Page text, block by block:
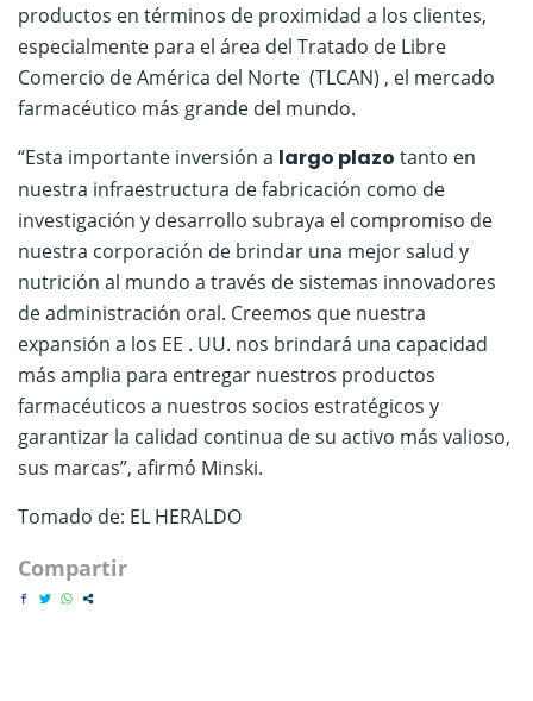
productos en términos de proximidad a los clientes,
especialmente para el área del Tratado de Libre
Comercio de América del Norte (TLCAN) , el mercado
farmacéutico más grande del mundo.
“Esta importante inversión a largo plazo tanto en
nuestra infraestructura de fabricación como de
investigación y desarrollo subraya el compromiso de
nuestra corporación de brindar una mejor salud y
nutrición al mundo a través de sistemas innovadores
de administración oral. Creemos que nuestra
expansión a los EE . UU. nos brindará una capacidad
más amplia para entregar nuestros productos
farmacéuticos a nuestros socios estratégicos y
garantizar la calidad continua de su activo más valioso,
sus marcas”, afirmó Minski.
Tomado de: EL HERALDO
Compartir